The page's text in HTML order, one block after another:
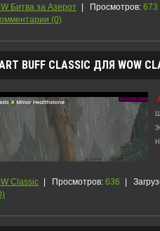
Битва за Азерот | Просмотров: 673
(0)
BUFF CLASSIC ДЛЯ WOW
Classic | Просмотров: 636 |